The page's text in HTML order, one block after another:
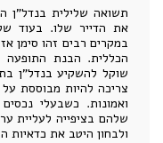
תשואה שלילית
את הדייר שלו. בעוד
במקרים רבים זהו סימן
הכללית. הבנת התופעה
שוקל להשקיע בנדל"ן
צריכה להיות מבוססת
ואמונות. כשבעלי
שלהם בציפייה לעליית
ולבחון היטב את כדאיות